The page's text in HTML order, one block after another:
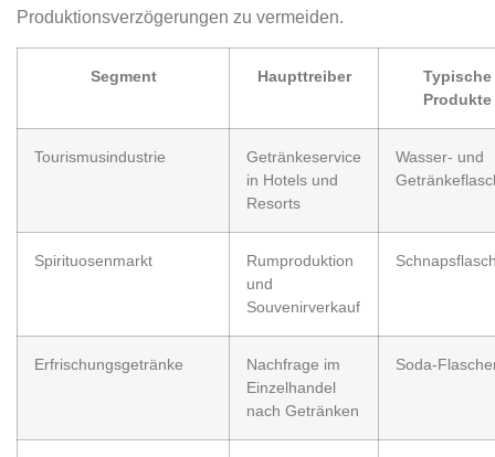
Produktionsverzögerungen zu vermeiden.
Segment Haupttreiber
Typische
Produkte
Tourismusindustrie
Getränkeservice
in Hotels und
Resorts
Wasser- und
Spirituosenmarkt
Rumproduktion
und
Souvenirverkauf
Erfrischungsgetränke
Nachfrage im
Einzelhandel
nach Getränken
Soda-